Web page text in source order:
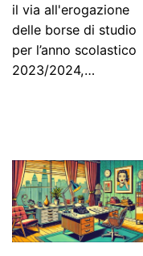
il via all'erogazione
delle borse di studio
per l’anno scolastico
2023/2024,…